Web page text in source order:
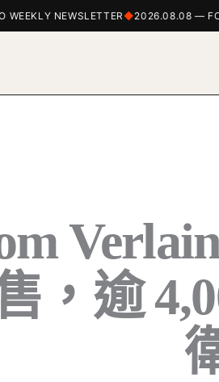
NEWSLETTER 2026.08.08 — FOO
，逾